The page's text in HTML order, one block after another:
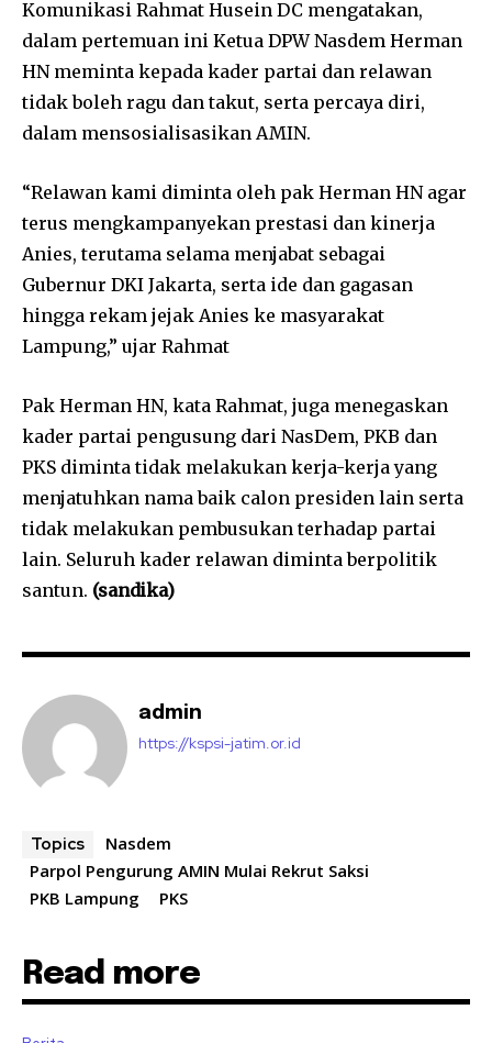
Komunikasi Rahmat Husein DC mengatakan,
dalam pertemuan ini Ketua DPW Nasdem Herman
HN meminta kepada kader partai dan relawan
tidak boleh ragu dan takut, serta percaya diri,
dalam mensosialisasikan AMIN.
“Relawan kami diminta oleh pak Herman HN agar
terus mengkampanyekan prestasi dan kinerja
Anies, terutama selama menjabat sebagai
Gubernur DKI Jakarta, serta ide dan gagasan
hingga rekam jejak Anies ke masyarakat
Lampung,” ujar Rahmat
Pak Herman HN, kata Rahmat, juga menegaskan
kader partai pengusung dari NasDem, PKB dan
PKS diminta tidak melakukan kerja-kerja yang
menjatuhkan nama baik calon presiden lain serta
tidak melakukan pembusukan terhadap partai
lain. Seluruh kader relawan diminta berpolitik
santun. (sandika)
admin
https://kspsi-jatim.or.id
Topics
Nasdem
Parpol Pengurung AMIN Mulai Rekrut Saksi
PKB Lampung
PKS
Read more